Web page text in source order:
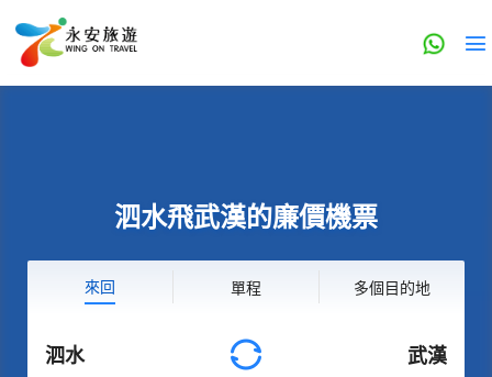
泗水飛武漢的廉價機票
來回 單程 多個目的地
泗水 武漢